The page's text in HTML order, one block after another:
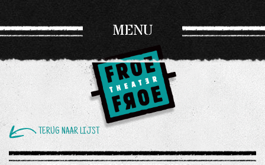
MENU
TERUG NAAR LIJST